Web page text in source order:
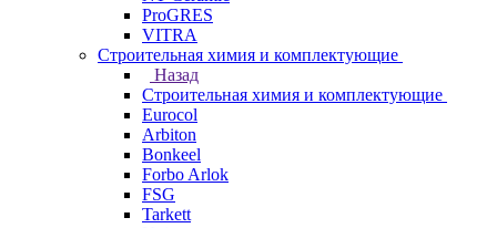
ProGRES
VITRA
Строительная химия и комплектующие
Назад
Строительная химия и комплектующие
Eurocol
Arbiton
Bonkeel
Forbo Arlok
FSG
Tarkett